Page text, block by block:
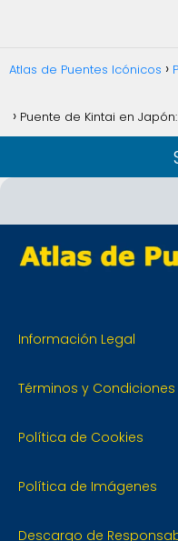
Atlas de Puentes Icónicos
Puente de Kintai en
Información Legal
Términos y Condiciones
Política de Cookies
Política de Imágenes
Descargo de